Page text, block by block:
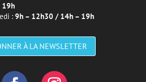
19h
: 9h – 12h30 / 14h – 19h
À LA NEWSLETTER